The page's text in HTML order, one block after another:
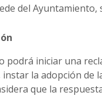
del Ayuntamiento,
podrá iniciar una
la adopción de
que la